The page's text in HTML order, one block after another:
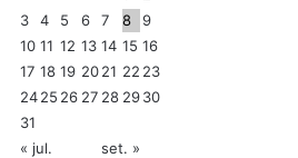
3
4 5 6 7 8
9
10 11 12 13 14 15 16
17 18 19 2021 22 23
2425 26 27 28 2930
31
« jul.
set. »